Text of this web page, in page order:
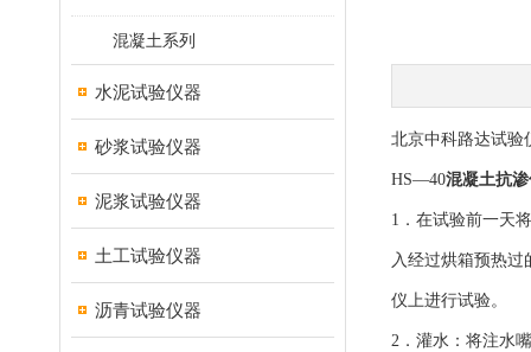
混凝土系列
水泥试验仪器
砂浆试验仪器
泥浆试验仪器
土工试验仪器
沥青试验仪器
北京中科路达试
HS—40混凝土抗
1．在试验前一天
入经过烘箱预热
仪上进行试验。
2．灌水：将注水